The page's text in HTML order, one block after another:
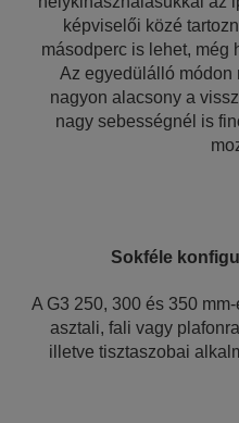
képviselői közé
másodperc is lehet, még
Az egyedülálló módon
nagyon alacsony a
nagy sebességnél is
Sokféle
A G3 250, 300 és 350
asztali, fali vagy
illetve tisztaszobai